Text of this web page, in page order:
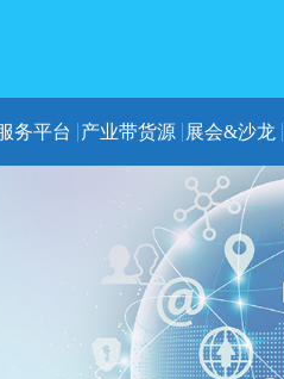
务平台 产业带货源 展会&沙龙